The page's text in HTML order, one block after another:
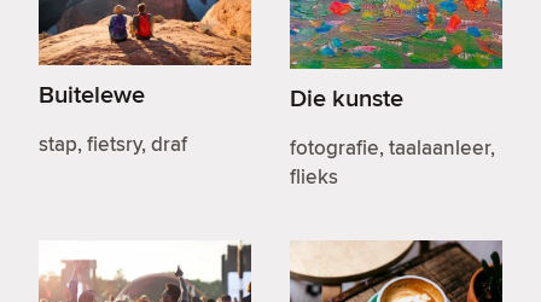
Buitelewe
stap, fietsry, draf
Die kunste
fotografie, taalaanleer,
flieks